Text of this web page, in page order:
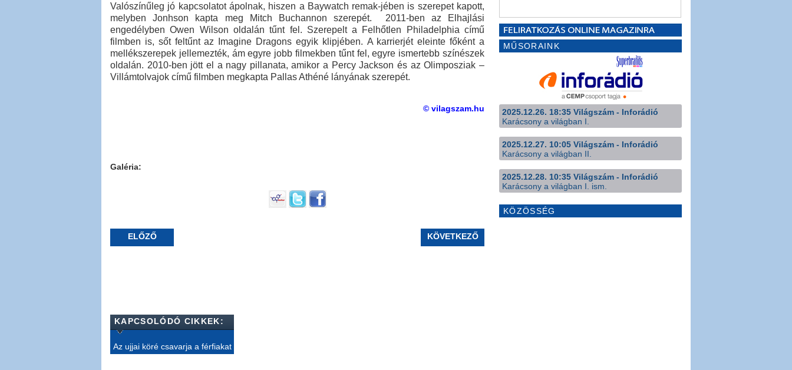
Valószínűleg jó kapcsolatot ápolnak, hiszen a Baywatch remak-jében is szerepet kapott,
melyben Jonhson kapta meg Mitch Buchannon szerepét. 2011-ben az Elhajlási
engedélyben Owen Wilson oldalán tűnt fel. Szerepelt a Felhőtlen Philadelphia című
filmben is, sőt feltűnt az Imagine Dragons egyik klipjében. A karrierjét eleinte főként a
mellékszerepek jellemezték, ám egyre jobb filmekben tűnt fel, egyre ismertebb színészek
oldalán. 2010-ben jött el a nagy pillanata, amikor a Percy Jackson és az Olimposziak –
Villámtolvajok című filmben megkapta Pallas Athéné lányának szerepét.
© vilagszam.hu
Galéria:
ELŐZŐ KÖVETKEZŐ
KAPCSOLÓDÓ CIKKEK:
Az ujjai köré csavarja a férfiakat
MŰSORAINK
2025.12.26. 18:35 Világszám - Inforádió
Karácsony a világban I.
2025.12.27. 10:05 Világszám - Inforádió
Karácsony a világban II.
2025.12.28. 10:35 Világszám - Inforádió
Karácsony a világban I. ism.
KÖZÖSSÉG